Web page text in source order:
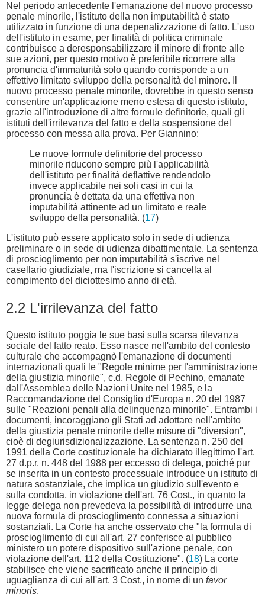
Nel periodo antecedente l'emanazione del nuovo processo
penale minorile, l'istituto della non imputabilità è stato
utilizzato in funzione di una depenalizzazione di fatto. L'uso
dell'istituto in esame, per finalità di politica criminale
contribuisce a deresponsabilizzare il minore di fronte alle
sue azioni, per questo motivo è preferibile ricorrere alla
pronuncia d'immaturità solo quando corrisponde a un
effettivo limitato sviluppo della personalità del minore. Il
nuovo processo penale minorile, dovrebbe in questo senso
consentire un'applicazione meno estesa di questo istituto,
grazie all'introduzione di altre formule definitorie, quali gli
istituti dell'irrilevanza del fatto e della sospensione del
processo con messa alla prova. Per Giannino:
Le nuove formule definitorie del processo
minorile riducono sempre più l'applicabilità
dell'istituto per finalità deflattive rendendolo
invece applicabile nei soli casi in cui la
pronuncia è dettata da una effettiva non
imputabilità attinente ad un limitato e reale
sviluppo della personalità. (17)
L'istituto può essere applicato solo in sede di udienza
preliminare o in sede di udienza dibattimentale. La sentenza
di proscioglimento per non imputabilità s'iscrive nel
casellario giudiziale, ma l'iscrizione si cancella al
compimento del diciottesimo anno di età.
2.2 L'irrilevanza del fatto
Questo istituto poggia le sue basi sulla scarsa rilevanza
sociale del fatto reato. Esso nasce nell'ambito del contesto
culturale che accompagnò l'emanazione di documenti
internazionali quali le "Regole minime per l'amministrazione
della giustizia minorile", c.d. Regole di Pechino, emanate
dall'Assemblea delle Nazioni Unite nel 1985, e la
Raccomandazione del Consiglio d'Europa n. 20 del 1987
sulle "Reazioni penali alla delinquenza minorile". Entrambi i
documenti, incoraggiano gli Stati ad adottare nell'ambito
della giustizia penale minorile delle misure di "diversion",
cioè di degiurisdizionalizzazione. La sentenza n. 250 del
1991 della Corte costituzionale ha dichiarato illegittimo l'art.
27 d.p.r. n. 448 del 1988 per eccesso di delega, poiché pur
se inserita in un contesto processuale introduce un istituto di
natura sostanziale, che implica un giudizio sull'evento e
sulla condotta, in violazione dell'art. 76 Cost., in quanto la
legge delega non prevedeva la possibilità di introdurre una
nuova formula di proscioglimento connessa a situazioni
sostanziali. La Corte ha anche osservato che "la formula di
proscioglimento di cui all'art. 27 conferisce al pubblico
ministero un potere dispositivo sull'azione penale, con
violazione dell'art. 112 della Costituzione". (18) La corte
stabilisce che viene sacrificato anche il principio di
uguaglianza di cui all'art. 3 Cost., in nome di un favor
minoris.